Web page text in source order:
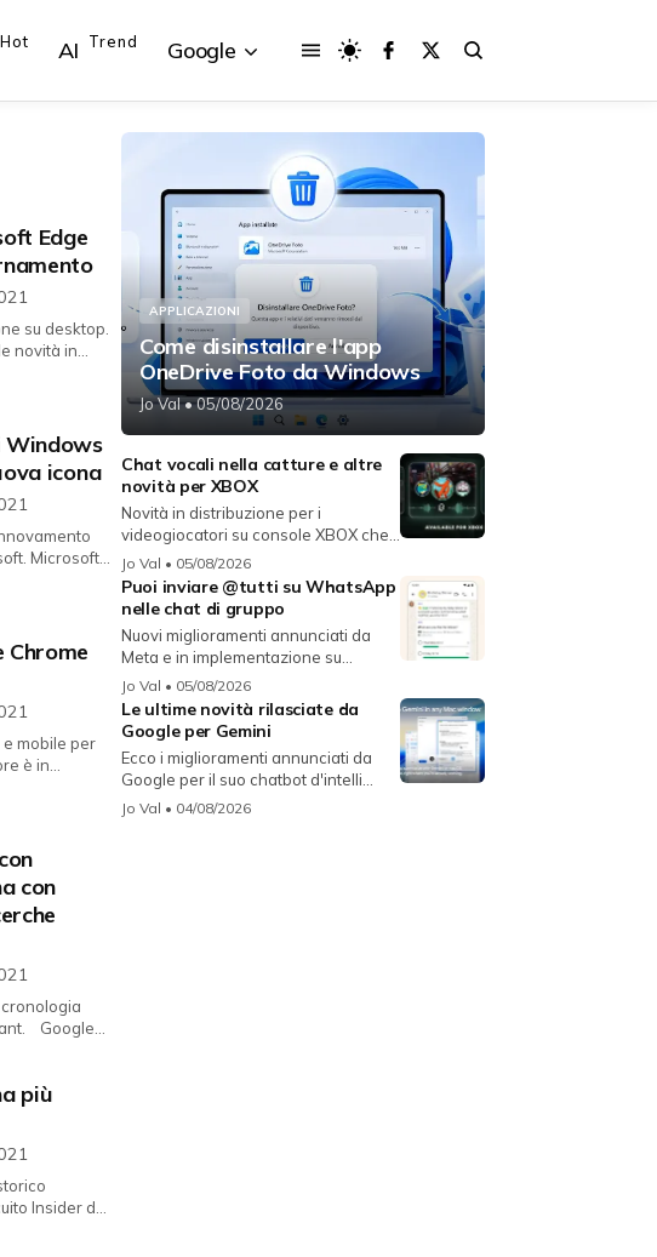
{{POSTS[3].LABEL}}
{{posts[3].title}}
Hot AI Trend Google
{{POSTS[3].LABEL}}
{{posts[3].title}}
Edge
su desktop.
Windows
icona
Microsoft
Chrome
mobile per
è in
con
Google
più
Insider del
APPLICAZIONI
Come disinstallare l'app
OneDrive Foto da Windows
Jo Val• 05/08/2026
Chat vocali nella catture e altre
novità per XBOX
Novità in distribuzione per i
videogiocatori su console XBOX che
migli...
Jo Val • 05/08/2026
Puoi inviare @tutti su WhatsApp
nelle chat di gruppo
Nuovi miglioramenti annunciati da
Meta e in implementazione su
WhatsAp...
Jo Val • 05/08/2026
Le ultime novità rilasciate da
Google per Gemini
Ecco i miglioramenti annunciati da
Google per il suo chatbot d'intelli...
Jo Val • 04/08/2026